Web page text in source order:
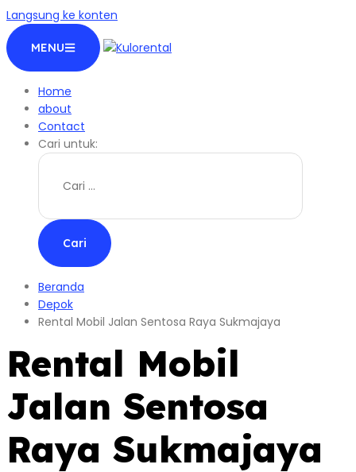
Langsung ke konten
MENU
Home
about
Contact
Cari untuk:
Beranda
Depok
Rental Mobil Jalan Sentosa Raya Sukmajaya
Rental Mobil
Jalan Sentosa
Raya Sukmajaya